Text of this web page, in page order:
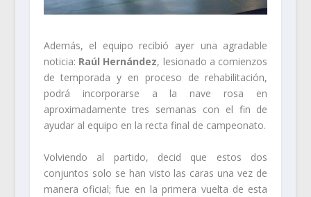
Además, el equipo recibió ayer una agradable
noticia: Raúl Hernández, lesionado a comienzos
de temporada y en proceso de rehabilitación,
podrá incorporarse a la nave rosa en
aproximadamente tres semanas con el fin de
ayudar al equipo en la recta final de campeonato.
Volviendo al partido, decid que estos dos
conjuntos solo se han visto las caras una vez de
manera oficial; fue en la primera vuelta de esta